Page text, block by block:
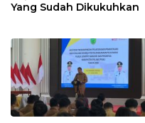
Yang Sudah Dikukuhkan